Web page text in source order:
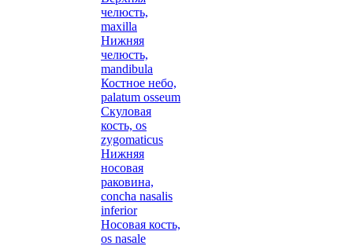
челюсть,
maxilla
Нижняя
челюсть,
mandibula
Костное небо,
palatum osseum
Скуловая
кость, os
zygomaticus
Нижняя
носовая
раковина,
concha nasalis
inferior
Носовая кость,
os nasale